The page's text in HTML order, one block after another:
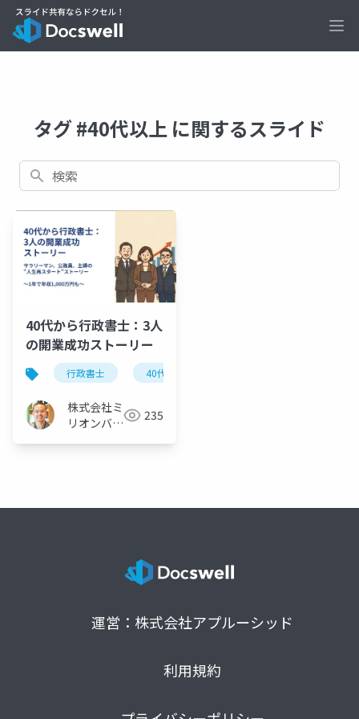
タグ #40代以上 に関するスライド
検索
40代から行政書士：3人
の開業成功ストーリー
行政書士 40代から
株式会社ミ
リオンバリ
235
運営：株式会社アプルーシッド
利用規約